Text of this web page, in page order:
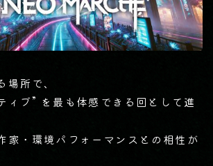
所で、
ィブ” を最も体感できる回として進
家・環境パフォーマンスとの相性が